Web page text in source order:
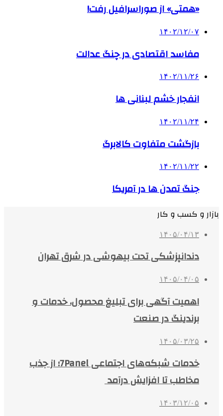
«همتی» از صوراسرافیل رفت!
۱۴۰۲/۱۲/۰۷
مفاسد اقتصادی در چنگ عدالت
۱۴۰۲/۱۱/۲۶
انفجار خشم لبنانی ها
۱۴۰۲/۱۱/۲۴
بازگشت متفاوت کالابرگ
۱۴۰۲/۱۱/۲۲
جنگ تمدن ها در آمریکا
بازار و کسب و کار
۱۴۰۵/۰۴/۱۳
دندانپزشکی تحت بیهوشی در شرق تهران
۱۴۰۵/۰۴/۰۵
اهمیت آگهی برای تبلیغ محصول، خدمات و
برندینگ در صنعت
۱۴۰۵/۰۳/۲۵
خدمات شبکه‌های اجتماعی 7Panel؛ از جذب
مخاطب تا افزایش درآمد
۱۴۰۳/۱۲/۰۵